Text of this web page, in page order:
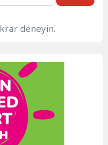
deneyin.